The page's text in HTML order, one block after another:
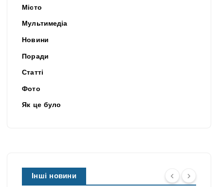
Місто
Мультимедіа
Новини
Поради
Статті
Фото
Як це було
Інші новини